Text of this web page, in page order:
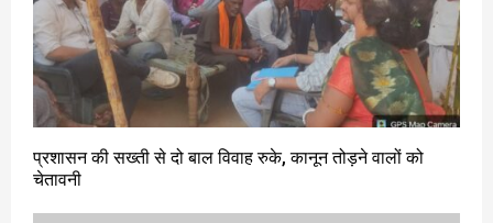
प्रशासन की सख्ती से दो बाल विवाह रुके, कानून तोड़ने वालों को
चेतावनी